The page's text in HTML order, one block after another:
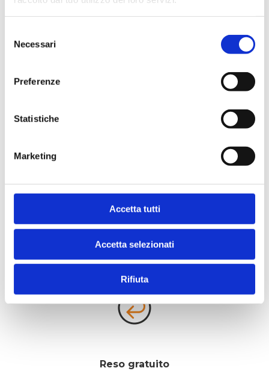
delNecessari
Preferenze
Statistiche
Marketing
Accetta tutti
Accetta selezionati
Rifiuta
Partenza in 48 ore, salvo disponibilità
Assistenza
Assistenza con Chat
Reso gratuito